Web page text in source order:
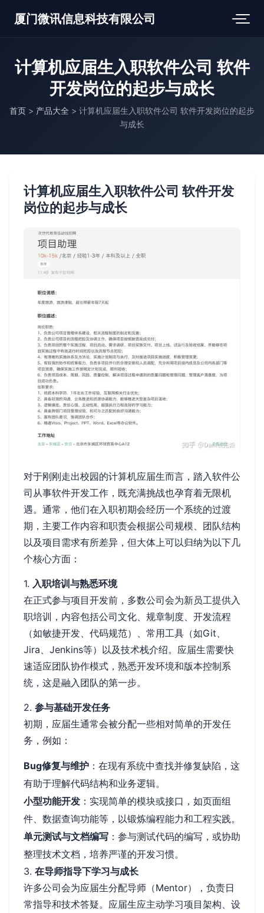
厦门微讯信息科技有限公司
计算机应届生入职软件公司 软件
开发岗位的起步与成长
首页 > 产品大全 > 计算机应届生入职软件公司 软件开发岗位的起步
与成长
计算机应届生入职软件公司 软件开发
岗位的起步与成长
对于刚刚走出校园的计算机应届生而言，踏入软件公
司从事软件开发工作，既充满挑战也孕育着无限机
遇。通常，他们在入职初期会经历一个系统的过渡
期，主要工作内容和职责会根据公司规模、团队结构
以及项目需求有所差异，但大体上可以归纳为以下几
个核心方面：
1. 入职培训与熟悉环境
在正式参与项目开发前，多数公司会为新员工提供入
职培训，内容包括公司文化、规章制度、开发流程
（如敏捷开发、代码规范）、常用工具（如Git、
Jira、Jenkins等）以及技术栈介绍。应届生需要快
速适应团队协作模式，熟悉开发环境和版本控制系
统，这是融入团队的第一步。
2. 参与基础开发任务
初期，应届生通常会被分配一些相对简单的开发任
务，例如：
Bug修复与维护 ：在现有系统中查找并修复缺陷，这
有助于理解代码结构和业务逻辑。
小型功能开发 ：实现简单的模块或接口，如页面组
件、数据查询功能等，以锻炼编程能力和工程实践。
单元测试与文档编写 ：参与测试代码的编写，或协助
整理技术文档，培养严谨的开发习惯。
3. 在导师指导下学习与成长
许多公司会为应届生分配导师（Mentor），负责日
常指导和技术答疑。应届生应主动学习项目架构、设